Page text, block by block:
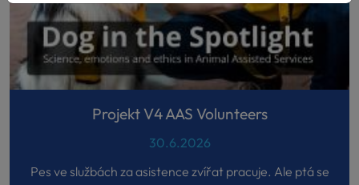
Projekt V4 AAS Volunteers
30.6.2026
Pes ve službách za asistence zvířat pracuje. Ale ptá se